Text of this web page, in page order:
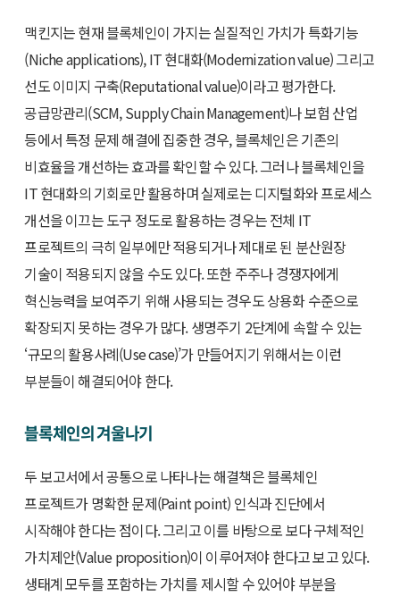
맥킨지는 현재 블록체인이 가지는 실질적인 가치가 특화기능
(Niche applications), IT 현대화(Modernization value) 그리고
선도 이미지 구축(Reputational value)이라고 평가한다.
공급망관리(SCM, Supply Chain Management)나 보험 산업
등에서 특정 문제 해결에 집중한 경우, 블록체인은 기존의
비효율을 개선하는 효과를 확인할 수 있다. 그러나 블록체인을
IT 현대화의 기회로만 활용하며 실제로는 디지털화와 프로세스
개선을 이끄는 도구 정도로 활용하는 경우는 전체 IT
프로젝트의 극히 일부에만 적용되거나 제대로 된 분산원장
기술이 적용되지 않을 수도 있다. 또한 주주나 경쟁자에게
혁신능력을 보여주기 위해 사용되는 경우도 상용화 수준으로
확장되지 못하는 경우가 많다. 생명주기 2단계에 속할 수 있는
‘규모의 활용사례(Use case)’가 만들어지기 위해서는 이런
부분들이 해결되어야 한다.
블록체인의 겨울나기
두 보고서에서 공통으로 나타나는 해결책은 블록체인
프로젝트가 명확한 문제(Paint point) 인식과 진단에서
시작해야 한다는 점이다. 그리고 이를 바탕으로 보다 구체적인
가치제안(Value proposition)이 이루어져야 한다고 보고 있다.
생태계 모두를 포함하는 가치를 제시할 수 있어야 부분을